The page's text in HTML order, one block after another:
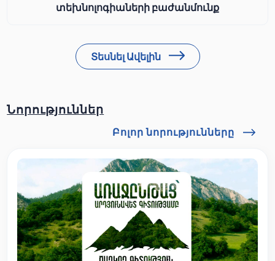
տեխնոլոգիաների բաժանմունք
Տեսնել Ավելին
Նորություններ
Բոլոր նորությունները